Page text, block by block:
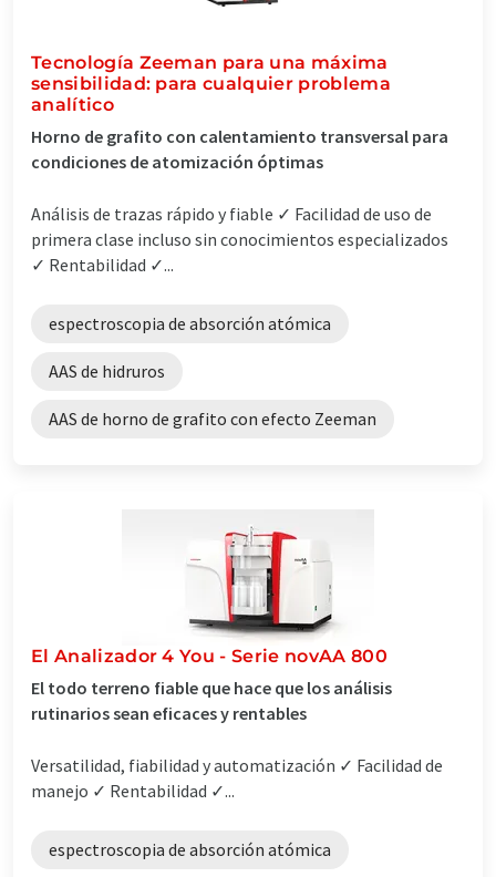
Tecnología Zeeman para una máxima
sensibilidad: para cualquier problema
analítico
Horno de grafito con calentamiento transversal para
condiciones de atomización óptimas
Análisis de trazas rápido y fiable ✓ Facilidad de uso de
primera clase incluso sin conocimientos especializados
✓ Rentabilidad ✓...
espectroscopia de absorción atómica
AAS de hidruros
AAS de horno de grafito con efecto Zeeman
El Analizador 4 You - Serie novAA 800
El todo terreno fiable que hace que los análisis
rutinarios sean eficaces y rentables
Versatilidad, fiabilidad y automatización ✓ Facilidad de
manejo ✓ Rentabilidad ✓...
espectroscopia de absorción atómica